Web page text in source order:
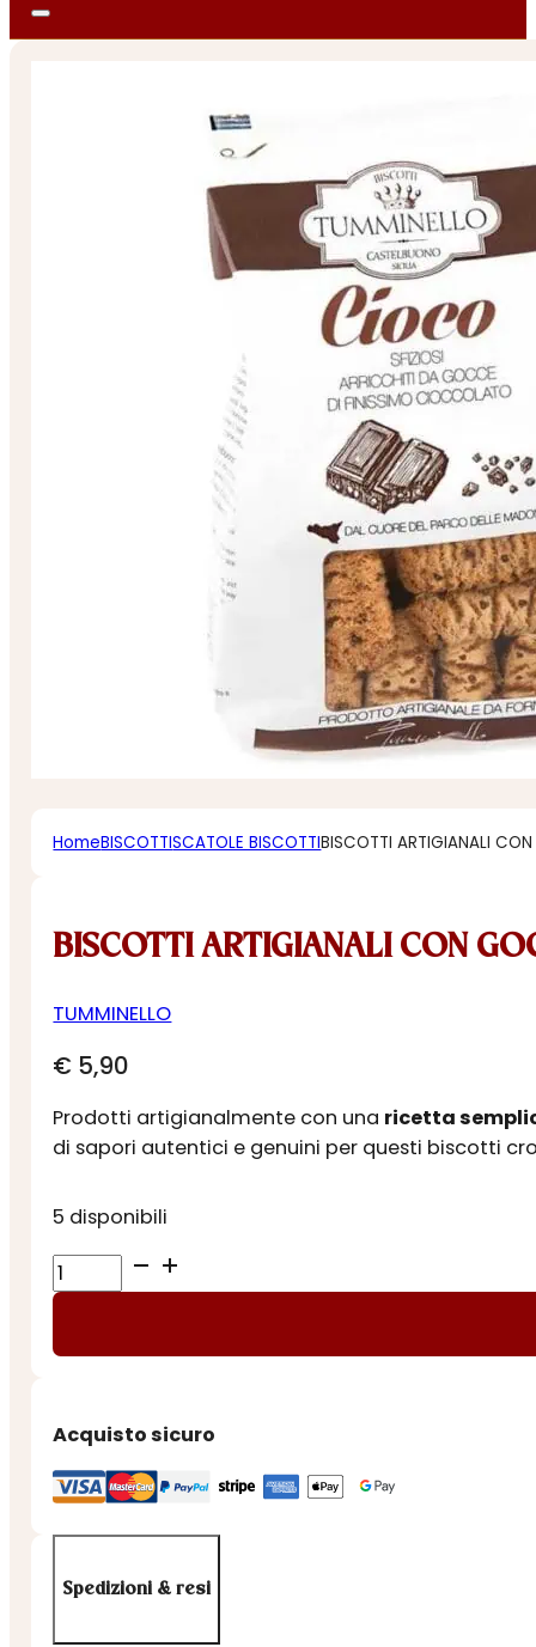
HomeBISCOTTISCATOLE BISCOTTIBISCOTTI ARTIGIANALI
BISCOTTI ARTIGIANALI CON
TUMMINELLO
€ 5,90
Prodotti artigianalmente con una ricetta
di sapori autentici e genuini per questi biscotti
5 disponibili
BISCOTTI
ARTIGIANALI
GOCCE
quantità
Acquisto sicuro
Spedizioni & resi